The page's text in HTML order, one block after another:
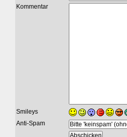
Kommentar
Smileys
Anti-Spam